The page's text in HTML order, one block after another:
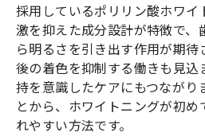
採用しているポリリン酸ホワイ
激を抑えた成分設計が特徴で、
ら明るさを引き出す作用が期待
後の着色を抑制する働きも見
持を意識したケアにもつながり
とから、ホワイトニングが初
れやすい方法です。